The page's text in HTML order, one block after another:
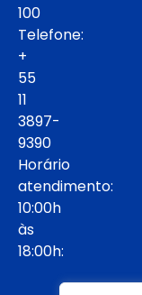
100
Telefone:
+
55
11
3897-
9390
Horário
atendimento:
10:00h
às
18:00h: